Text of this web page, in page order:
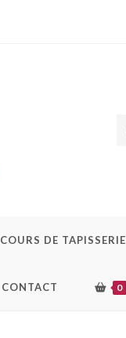
COURS DE TAPISSERIE
CONTACT 0